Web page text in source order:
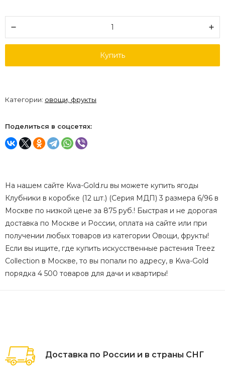
Купить
Категории: овощи, фрукты
Поделиться в соцсетях:
На нашем сайте Kwa-Gold.ru вы можете купить ягоды
Клубники в коробке (12 шт.) (Серия МДП) 3 размера 6/96 в
Москве по низкой цене за 875 руб.! Быстрая и не дорогая
доставка по Москве и России, оплата на сайте или при
получении любых товаров из категории Овощи, фрукты!
Если вы ищите, где купить искусственные растения Treez
Collection в Москве, то вы попали по адресу, в Kwa-Gold
порядка 4 500 товаров для дачи и квартиры!
Доставка по России и в страны СНГ